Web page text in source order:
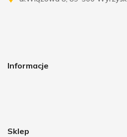
Informacje
Sklep